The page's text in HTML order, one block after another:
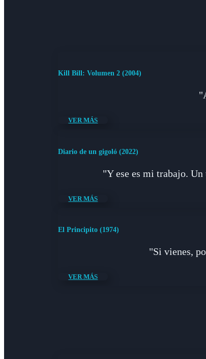
Kill Bill: Volumen 2 (2004)
VER MÁS
Diario de un gigoló (2022)
"Y ese es mi trabajo.
VER MÁS
El Principito (1974)
"Si vienes,
VER MÁS